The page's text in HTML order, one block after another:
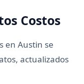
Costos
en Austin se
actualizados